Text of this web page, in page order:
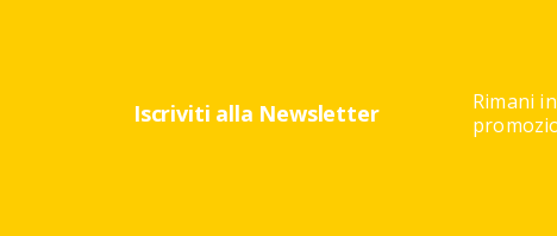
Iscriviti alla Newsletter
Rimani